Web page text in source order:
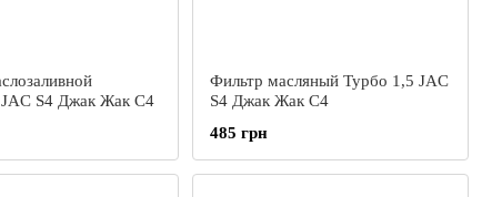
JAC S4 Джак Жак С4
Фильтр масляный Турбо 1,5 JAC
S4 Джак Жак С4
485 грн